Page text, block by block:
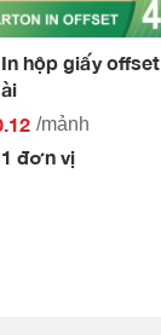
In hộp giấy offset
/mảnh
1 đơn vị